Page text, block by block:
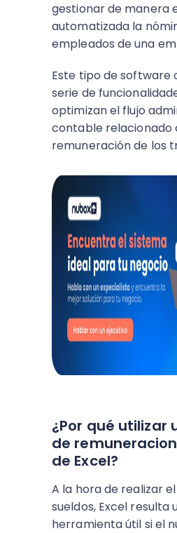
gestionar de manera
automatizada la
empleados de una
Este tipo de software
serie de
optimizan el flujo
contable relacionado
remuneración de los
¿Por qué utilizar
de
de Excel?
A la hora de realizar
sueldos, Excel resulta
herramienta útil si el